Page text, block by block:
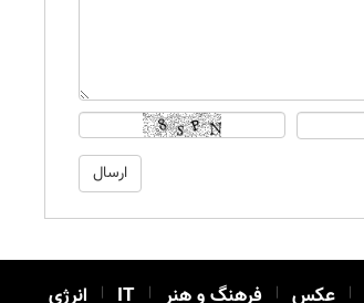
| عکس | فرهنگ و هنر |
IT
| انرژی